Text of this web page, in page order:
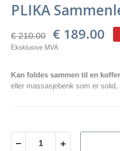
PLIKA
€ 210.00 € 189.00
Eksklusive MVA
Kan foldes sammen til en
eller massasjebenk som er solid,